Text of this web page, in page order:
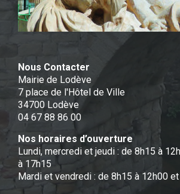
Nous Contacter
Mairie de Lodève
7 place de l'Hôtel de Ville
34700 Lodève
04 67 88 86 00
Nos horaires d’ouverture
Lundi, mercredi et jeudi : de 8h15 à
à 17h15
Mardi et vendredi : de 8h15 à 12h00